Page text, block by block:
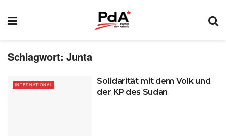
Schlagwort:Junta
INTERNATIONAL
Solidarität mit dem Volk und
der KP des Sudan